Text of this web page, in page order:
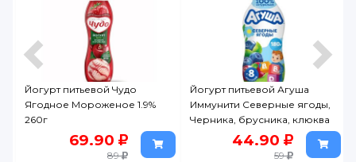
Йогурт питьевой Чудо
Ягодное Мороженое 1.9%
260г
69.90
89
Йогурт питьевой Агуша
Иммунити Северные ягоды,
Черника, брусника, клюква
2,7% 180 г44.90
59